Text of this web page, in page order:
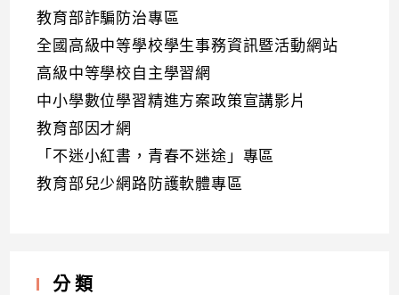
教育部詐騙防治專區
全國高級中等學校學生事務資訊暨活動網站
高級中等學校自主學習網
中小學數位學習精進方案政策宣講影片
教育部因才網
「不迷小紅書，青春不迷途」專區
教育部兒少網路防護軟體專區
分類